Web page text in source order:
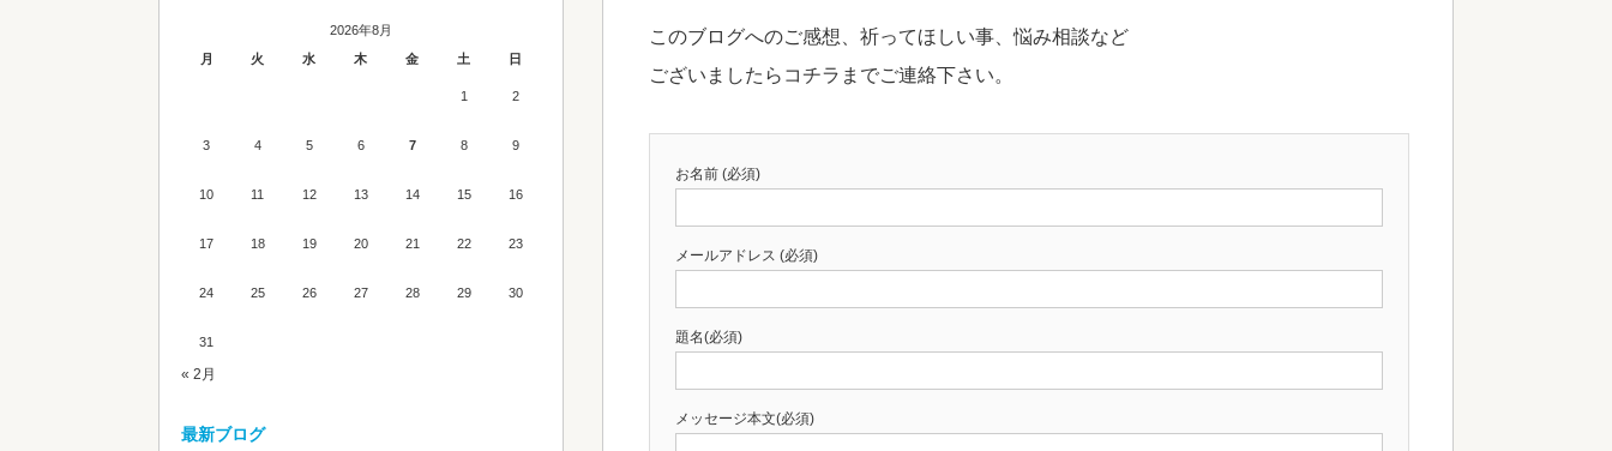
このブログへのご感想、祈ってほしい事、悩み相談など
ございましたらコチラまでご連絡下さい。
お名前 (必須)
メールアドレス (必須)
題名(必須)
メッセージ本文(必須)
2026年8月
月
火 水 木 金 土 日
1 2
3 4 5 6 7 8 9
10 11 12 13 14 15 16
17 18 19 20 21 22 23
24 25 26 27 28 29 30
31
« 2月
最新ブログ